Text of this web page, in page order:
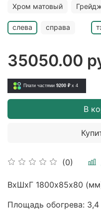
(0)
Хром матовый
слева справа
35050.00
Плати частями 9200 ₽ x 4
В
ВхШхГ 1800х85х80
Площадь обогрева: